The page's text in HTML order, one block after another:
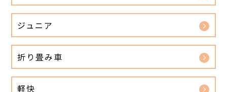
ジュニア
折り畳み車
軽快